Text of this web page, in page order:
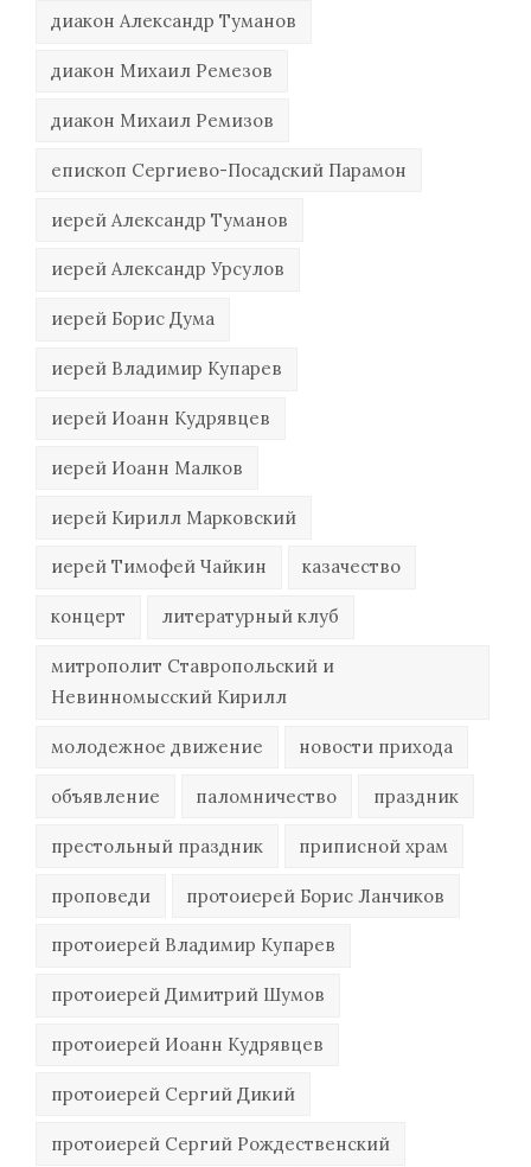
диакон Александр Туманов
диакон Михаил Ремезов
диакон Михаил Ремизов
епископ Сергиево-Посадский Парамон
иерей Александр Туманов
иерей Александр Урсулов
иерей Борис Дума
иерей Владимир Купарев
иерей Иоанн Кудрявцев
иерей Иоанн Малков
иерей Кирилл Марковский
иерей Тимофей Чайкин казачество
концерт литературный клуб
митрополит Ставропольский и
Невинномысский Кирилл
молодежное движение новости прихода
объявление паломничество праздник
престольный праздник приписной храм
проповеди протоиерей Борис Ланчиков
протоиерей Владимир Купарев
протоиерей Димитрий Шумов
протоиерей Иоанн Кудрявцев
протоиерей Сергий Дикий
протоиерей Сергий Рождественский